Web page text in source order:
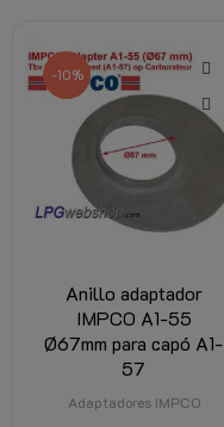
-10%
Anillo adaptador
IMPCO A1-55
Ø67mm para capó A1-
57
Adaptadores IMPCO